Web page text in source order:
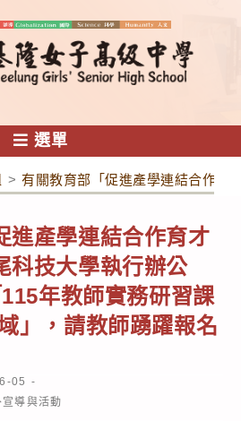
選單
> 有關教育部「促進產學連結合作育
進產學連結合作育才
科技大學執行辦公
年教師實務研習課
」，請教師踴躍報名
05
宣導與活動